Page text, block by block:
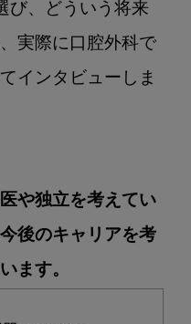
び、どういう将来
実際に口腔外科で
インタビューしま
や独立を考えてい
後のキャリアを考
ます。